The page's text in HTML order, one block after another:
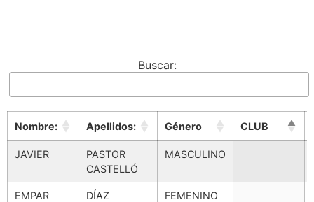
Buscar:
Nombre: Apellidos: Género CLUB
Nombre:
Apellidos: Género
JAVIER
PASTOR
CASTELLÓ
MASCULINO
EMPAR
DÍAZ
FEMENINO